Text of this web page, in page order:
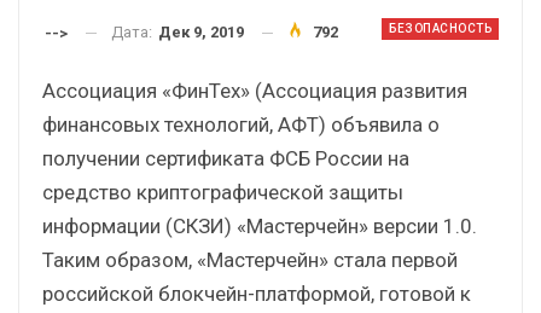
БЕЗОПАСНОСТЬ
--> Дата: Дек 9, 2019 792
Ассоциация «ФинТех» (Ассоциация развития
финансовых технологий, АФТ) объявила о
получении сертификата ФСБ России на
средство криптографической защиты
информации (СКЗИ) «Мастерчейн» версии 1.0.
Таким образом, «Мастерчейн» стала первой
российской блокчейн-платформой, готовой к